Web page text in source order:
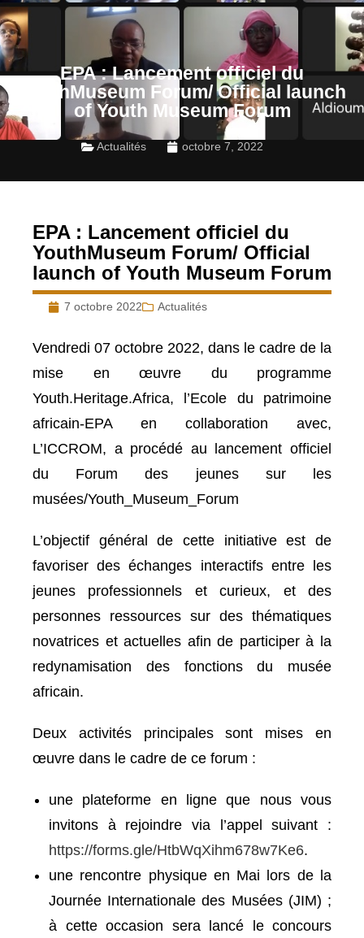
EPA : Lancement officiel du
YouthMuseum Forum/ Official launch
of Youth Museum Forum
Actualités octobre 7, 2022
EPA : Lancement officiel du
YouthMuseum Forum/ Official
launch of Youth Museum Forum
7 octobre 2022 Actualités
Vendredi 07 octobre 2022, dans le cadre de la
mise en œuvre du programme
Youth.Heritage.Africa, l’Ecole du patrimoine
africain-EPA en collaboration avec,
L’ICCROM, a procédé au lancement officiel
du Forum des jeunes sur les
musées/Youth_Museum_Forum
L’objectif général de cette initiative est de
favoriser des échanges interactifs entre les
jeunes professionnels et curieux, et des
personnes ressources sur des thématiques
novatrices et actuelles afin de participer à la
redynamisation des fonctions du musée
africain.
Deux activités principales sont mises en
œuvre dans le cadre de ce forum :
une plateforme en ligne que nous vous
invitons à rejoindre via l’appel suivant :
https://forms.gle/HtbWqXihm678w7Ke6.
une rencontre physique en Mai lors de la
Journée Internationale des Musées (JIM) ;
à cette occasion sera lancé le concours